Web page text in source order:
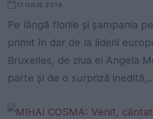
17 IULIE 2014
Pe lângă florile și șampania
primit în dar de la liderii
Bruxelles, de ziua ei Angela
parte și de o surpriză